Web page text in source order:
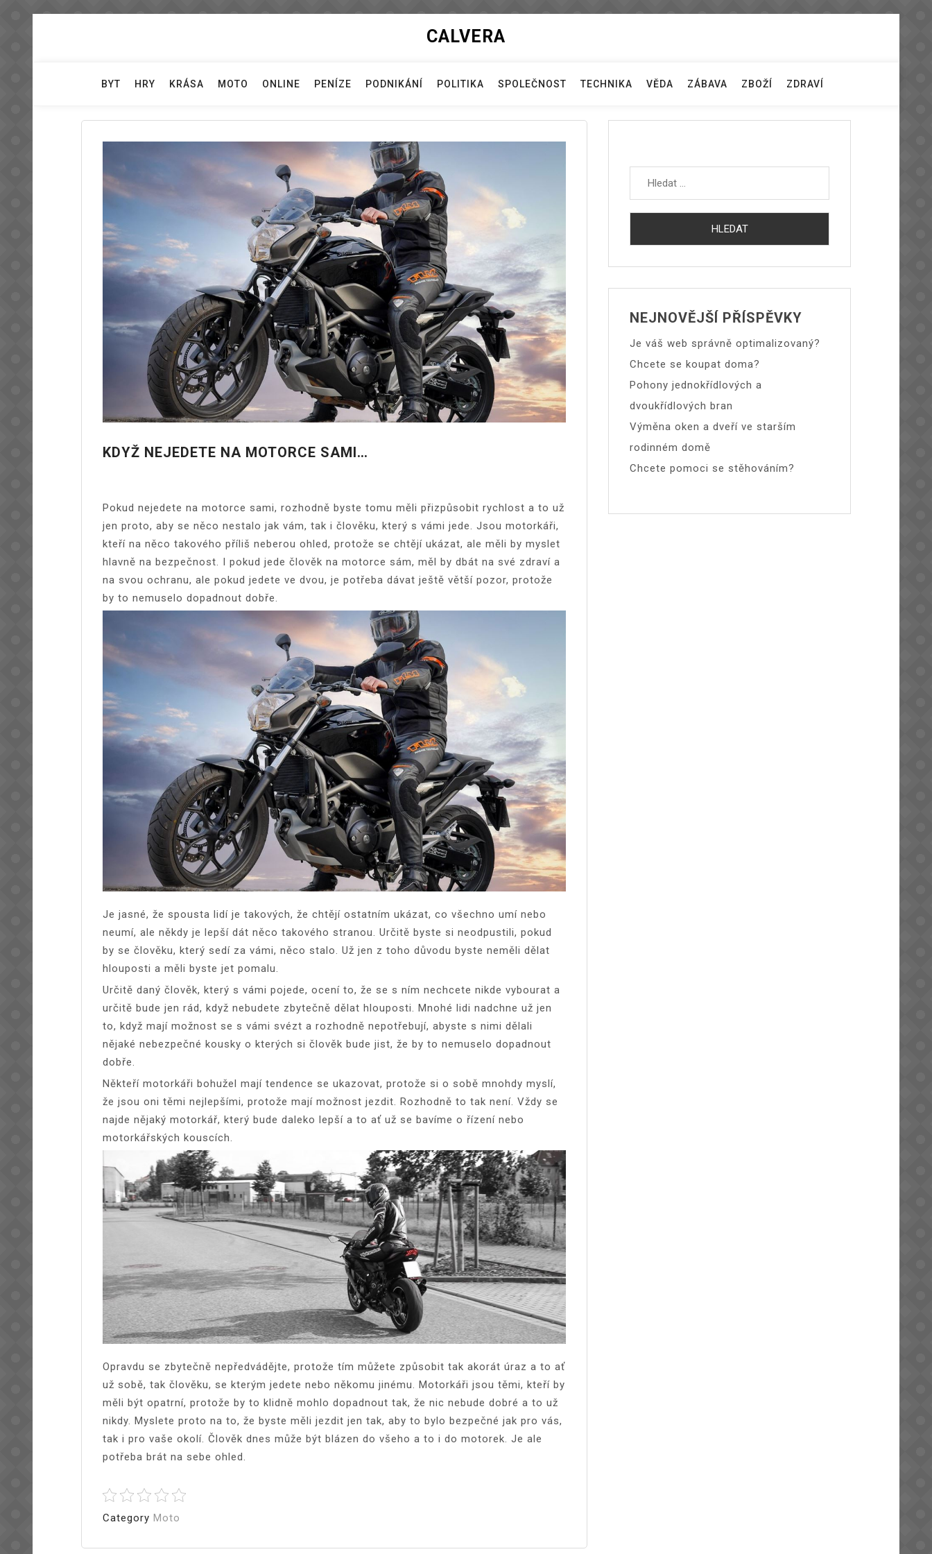
CALVERA
BYT HRY KRÁSA MOTO ONLINE PENÍZE PODNIKÁNÍ POLITIKA SPOLEČNOST TECHNIKA VĚDA ZÁBAVA ZBOŽÍ ZDRAVÍ
KDYŽ NEJEDETE NA MOTORCE SAMI…
Pokud nejedete na motorce sami, rozhodně byste tomu měli přizpůsobit rychlost a to už
jen proto, aby se něco nestalo jak vám, tak i člověku, který s vámi jede. Jsou motorkáři,
kteří na něco takového příliš neberou ohled, protože se chtějí ukázat, ale měli by myslet
hlavně na bezpečnost. I pokud jede člověk na motorce sám, měl by dbát na své zdraví a
na svou ochranu, ale pokud jedete ve dvou, je potřeba dávat ještě větší pozor, protože
by to nemuselo dopadnout dobře.
Je jasné, že spousta lidí je takových, že chtějí ostatním ukázat, co všechno umí nebo
neumí, ale někdy je lepší dát něco takového stranou. Určitě byste si neodpustili, pokud
by se člověku, který sedí za vámi, něco stalo. Už jen z toho důvodu byste neměli dělat
hlouposti a měli byste jet pomalu.
Určitě daný člověk, který s vámi pojede, ocení to, že se s ním nechcete nikde vybourat a
určitě bude jen rád, když nebudete zbytečně dělat hlouposti. Mnohé lidi nadchne už jen
to, když mají možnost se s vámi svézt a rozhodně nepotřebují, abyste s nimi dělali
nějaké nebezpečné kousky o kterých si člověk bude jist, že by to nemuselo dopadnout
dobře.
Někteří motorkáři bohužel mají tendence se ukazovat, protože si o sobě mnohdy myslí,
že jsou oni těmi nejlepšími, protože mají možnost jezdit. Rozhodně to tak není. Vždy se
najde nějaký motorkář, který bude daleko lepší a to ať už se bavíme o řízení nebo
motorkářských kouscích.
Opravdu se zbytečně nepředvádějte, protože tím můžete způsobit tak akorát úraz a to ať
už sobě, tak člověku, se kterým jedete nebo někomu jinému. Motorkáři jsou těmi, kteří by
měli být opatrní, protože by to klidně mohlo dopadnout tak, že nic nebude dobré a to už
nikdy. Myslete proto na to, že byste měli jezdit jen tak, aby to bylo bezpečné jak pro vás,
tak i pro vaše okolí. Člověk dnes může být blázen do všeho a to i do motorek. Je ale
potřeba brát na sebe ohled.
Category Moto
NEJNOVĚJŠÍ PŘÍSPĚVKY
Je váš web správně optimalizovaný?
Chcete se koupat doma?
Pohony jednokřídlových a
dvoukřídlových bran
Výměna oken a dveří ve starším
rodinném domě
Chcete pomoci se stěhováním?